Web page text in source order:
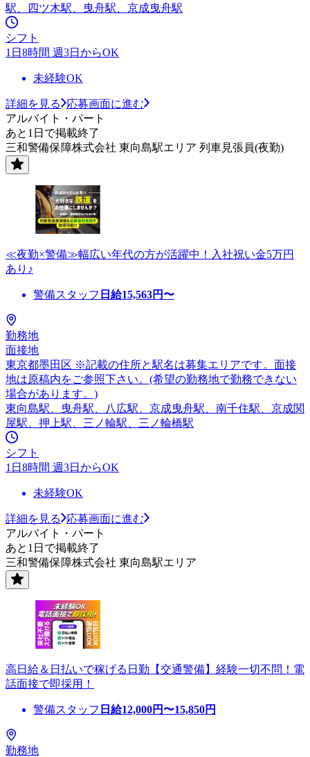
駅、四ツ木駅、曳舟駅、京成曳舟駅
シフト
1日8時間 週3日からOK
未経験OK
詳細を見る
応募画面に進む
アルバイト・パート
あと1日で掲載終了
三和警備保障株式会社 東向島駅エリア 列車見張員(夜勤)
≪夜勤×警備≫幅広い年代の方が活躍中！入社祝い金5万円
あり♪
警備スタッフ 日給15,563円〜
勤務地
面接地
東京都墨田区 ※記載の住所と駅名は募集エリアです。面接
地は原稿内をご参照下さい。(希望の勤務地で勤務できない
場合があります。)
東向島駅、曳舟駅、八広駅、京成曳舟駅、南千住駅、京成関
屋駅、押上駅、三ノ輪駅、三ノ輪橋駅
シフト
1日8時間 週3日からOK
未経験OK
詳細を見る
応募画面に進む
アルバイト・パート
あと1日で掲載終了
三和警備保障株式会社 東向島駅エリア
高日給＆日払いで稼げる日勤【交通警備】経験一切不問！電
話面接で即採用！
警備スタッフ 日給12,000円〜15,850円
勤務地